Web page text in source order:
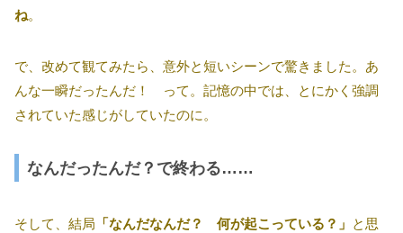
ね。
で、改めて観てみたら、意外と短いシーンで驚きました。あ
んな一瞬だったんだ！ って。記憶の中では、とにかく強調
されていた感じがしていたのに。
なんだったんだ？で終わる……
そして、結局 「なんだなんだ？ 何が起こっている？」 と思